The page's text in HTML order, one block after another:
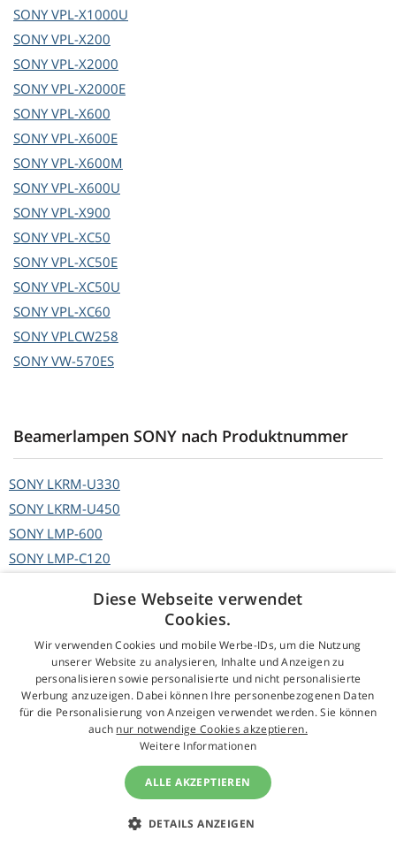
SONYVPL-X1000U
SONYVPL-X200
SONYVPL-X2000
SONYVPL-X2000E
SONYVPL-X600
SONYVPL-X600E
SONYVPL-X600M
SONYVPL-X600U
SONYVPL-X900
SONYVPL-XC50
SONYVPL-XC50E
SONYVPL-XC50U
SONYVPL-XC60
SONYVPLCW258
SONYVW-570ES
Beamerlampen SONY nach Produktnummer
SONY LKRM-U330
SONY LKRM-U450
SONY LMP-600
SONY LMP-C120
LMP-C132
LMP-C150
SONYLMP-C160
SONYLMP-C161
LMP-C162
Diese Webseite verwendet
Cookies.
Wir verwenden Cookies und mobile Werbe-IDs, um die Nutzung
unserer Website zu analysieren, Inhalte und Anzeigen zu
personalisieren sowie personalisierte und nicht personalisierte
Werbung anzuzeigen. Dabei können Ihre personenbezogenen Daten
für die Personalisierung von Anzeigen verwendet werden. Sie können
auch nur notwendige Cookies akzeptieren.
Weitere Informationen
ALLE AKZEPTIEREN
DETAILS ANZEIGEN